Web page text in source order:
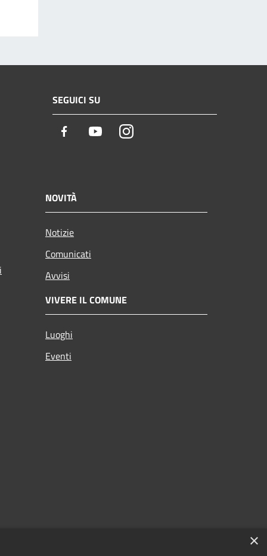
SEGUICI SU
Facebook YoutubeInstagram
NOVITÀ
Notizie
Comunicati
Avvisi
VIVERE IL COMUNE
Luoghi
Eventi
×